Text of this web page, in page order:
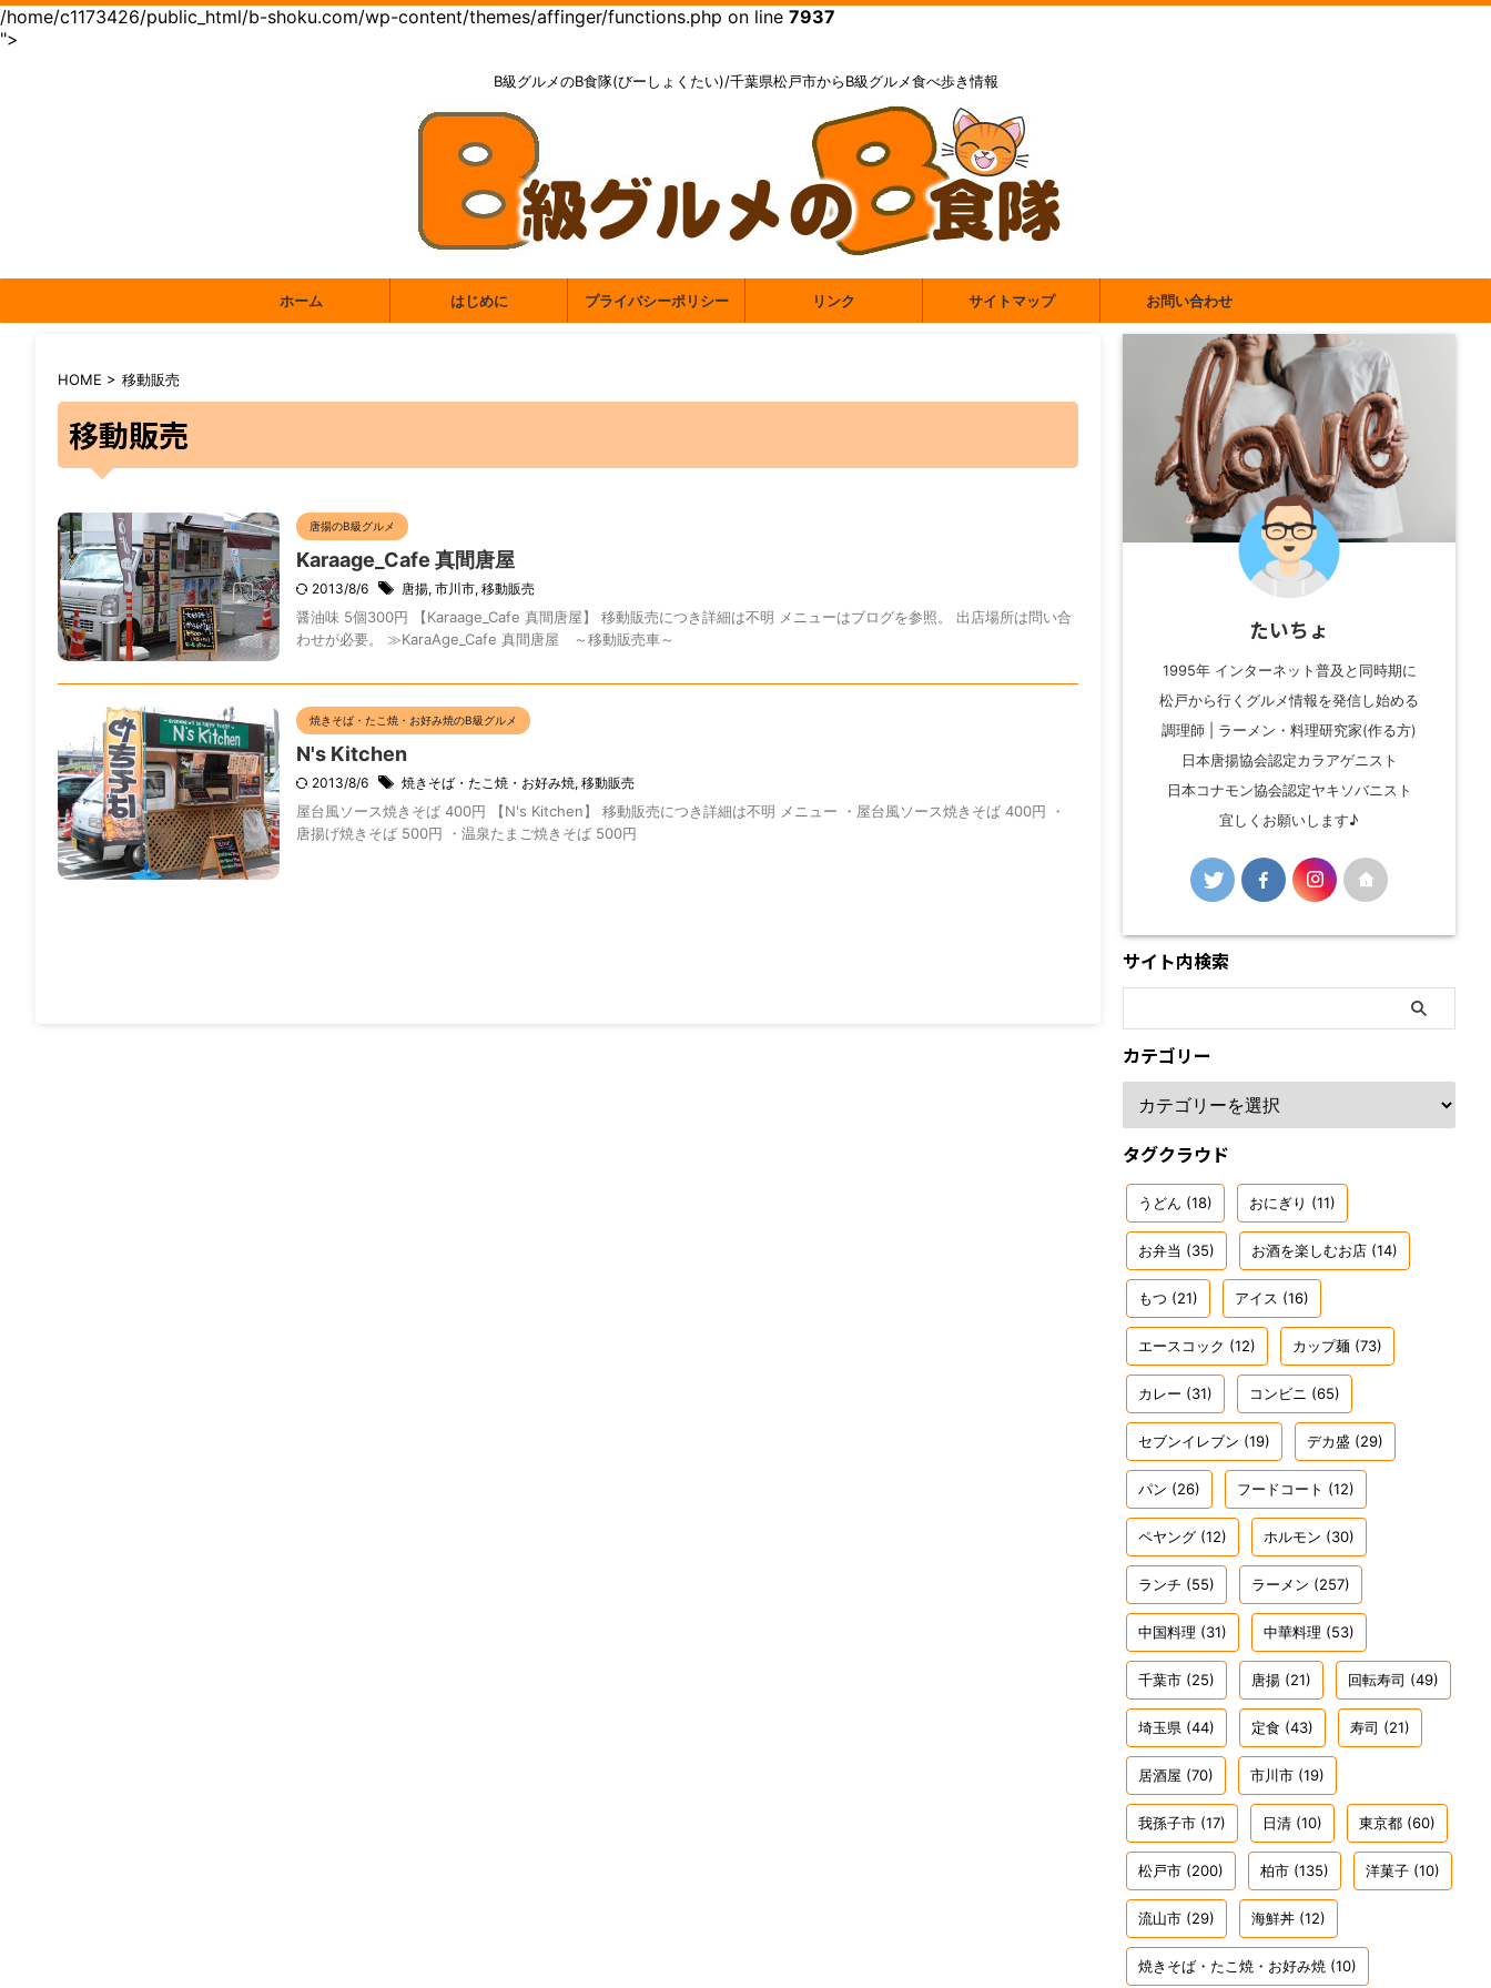
/home/c1173426/public_html/b-shoku.com/wp-content/themes/affinger/functions.php on line 7937
">
B級グルメのB食隊(びーしょくたい)/千葉県松戸市からB級グルメ食べ歩き情報
ホーム はじめに プライバシーポリシー リンク サイトマップ お問い合わせ
HOME > 移動販売
移動販売
唐揚のB級グルメ
Karaage_Cafe 真間唐屋
2013/8/6 唐揚, 市川市, 移動販売
醤油味 5個300円 【Karaage_Cafe 真間唐屋】 移動販売につき詳細は不明 メニューはブログを参照。 出店場所は問い合
わせが必要。 ≫KaraAge_Cafe 真間唐屋 ～移動販売車～
焼きそば・たこ焼・お好み焼のB級グルメ
N's Kitchen
2013/8/6 焼きそば・たこ焼・お好み焼, 移動販売
屋台風ソース焼きそば 400円 【N's Kitchen】 移動販売につき詳細は不明 メニュー ・屋台風ソース焼きそば 400円 ・
唐揚げ焼きそば 500円 ・温泉たまご焼きそば 500円
たいちょ
1995年 インターネット普及と同時期に
松戸から行くグルメ情報を発信し始める
調理師 | ラーメン・料理研究家(作る方)
日本唐揚協会認定カラアゲニスト
日本コナモン協会認定ヤキソバニスト
宜しくお願いします♪
サイト内検索
カテゴリー
タグクラウド
うどん (18) おにぎり (11)
お弁当 (35) お酒を楽しむお店 (14)
もつ (21) アイス (16)
エースコック (12) カップ麺 (73)
カレー (31) コンビニ (65)
セブンイレブン (19) デカ盛 (29)
パン (26) フードコート (12)
ペヤング (12) ホルモン (30)
ランチ (55) ラーメン (257)
中国料理 (31) 中華料理 (53)
千葉市 (25) 唐揚 (21) 回転寿司 (49)
埼玉県 (44) 定食 (43) 寿司 (21)
居酒屋 (70) 市川市 (19)
我孫子市 (17) 日清 (10) 東京都 (60)
松戸市 (200) 柏市 (135) 洋菓子 (10)
流山市 (29) 海鮮丼 (12)
焼きそば・たこ焼・お好み焼 (10)